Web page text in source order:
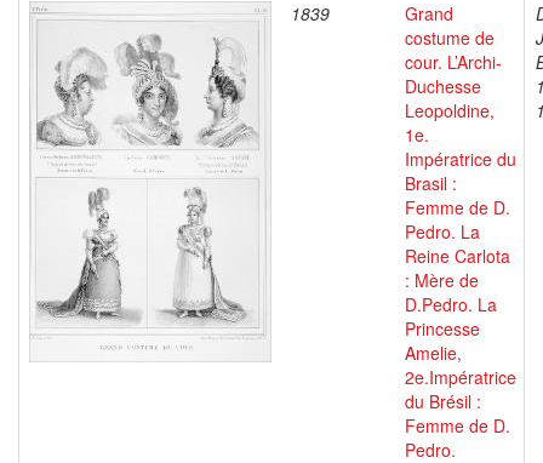
1839
Grand
costume de
cour. L’Archi-
Duchesse
Leopoldine,
1e.
Impératrice du
Brasil :
Femme de D.
Pedro. La
Reine Carlota
: Mère de
D.Pedro. La
Princesse
Amelie,
2e.Impératrice
du Brésil :
Femme de D.
Pedro.